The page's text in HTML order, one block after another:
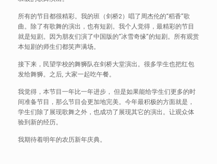
所有的节目都很精彩。我的班（剑桥2）唱了周杰伦的“稻香”歌
曲。除了有歌舞的演出，也有短剧。我个人觉得，最精彩的节目
就是短剧。因为朋友们演了中国版的“冰雪奇缘”的短剧。所有观赏
本短剧的师生们都笑声满场。
接下来，民望学校的舞狮队在剑桥大堂演出。很多学生也把红包
发给舞狮。之后, 大家一起吃午餐。
我觉得，本节目一年比一年进步， 但是如果能给学生们更多的时
间准备节目，那么节目会更加地完美。今年最积极的方面就是，
学生们除了展现歌舞之外，也成功了展现其它的演出。让观众体
验到新的经历。
我期待着明年的农历新年庆典。